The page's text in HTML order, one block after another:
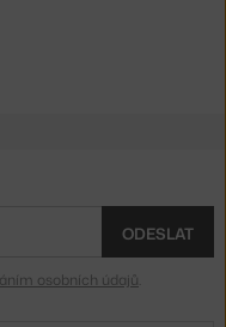
ODESLAT
osobních údajů